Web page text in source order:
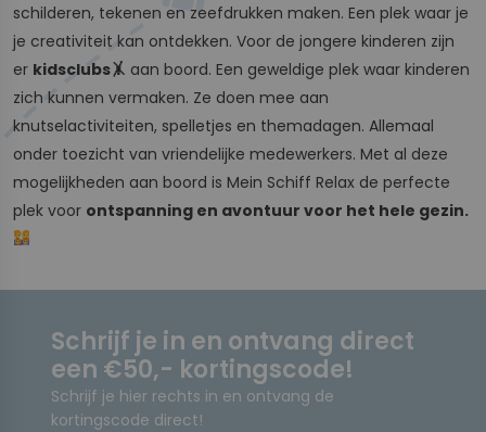
schilderen, tekenen en zeefdrukken maken. Een plek waar je
je creativiteit kan ontdekken. Voor de jongere kinderen zijn
er kidsclubs🤸 aan boord. Een geweldige plek waar kinderen
zich kunnen vermaken. Ze doen mee aan
knutselactiviteiten, spelletjes en themadagen. Allemaal
onder toezicht van vriendelijke medewerkers. Met al deze
mogelijkheden aan boord is Mein Schiff Relax de perfecte
plek voor ontspanning en avontuur voor het hele gezin.
Schrijf je in en ontvang direct
een €50,- kortingscode!
Schrijf je hier rechts in en ontvang de
kortingscode direct!